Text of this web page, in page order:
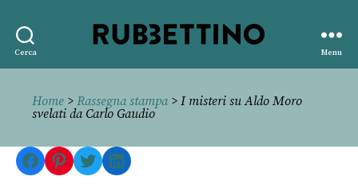
Cerca
editore
Menu
Home > Rassegna stampa> I misteri su Aldo Moro
svelati da Carlo Gaudio
Facebook
Pinterest
TwitterLinkedIn